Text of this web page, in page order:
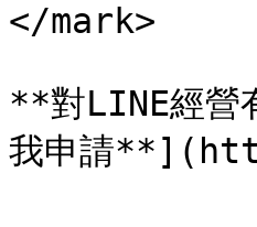
</mark>
**對LINE經